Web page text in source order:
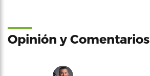
Opinión y Comentarios